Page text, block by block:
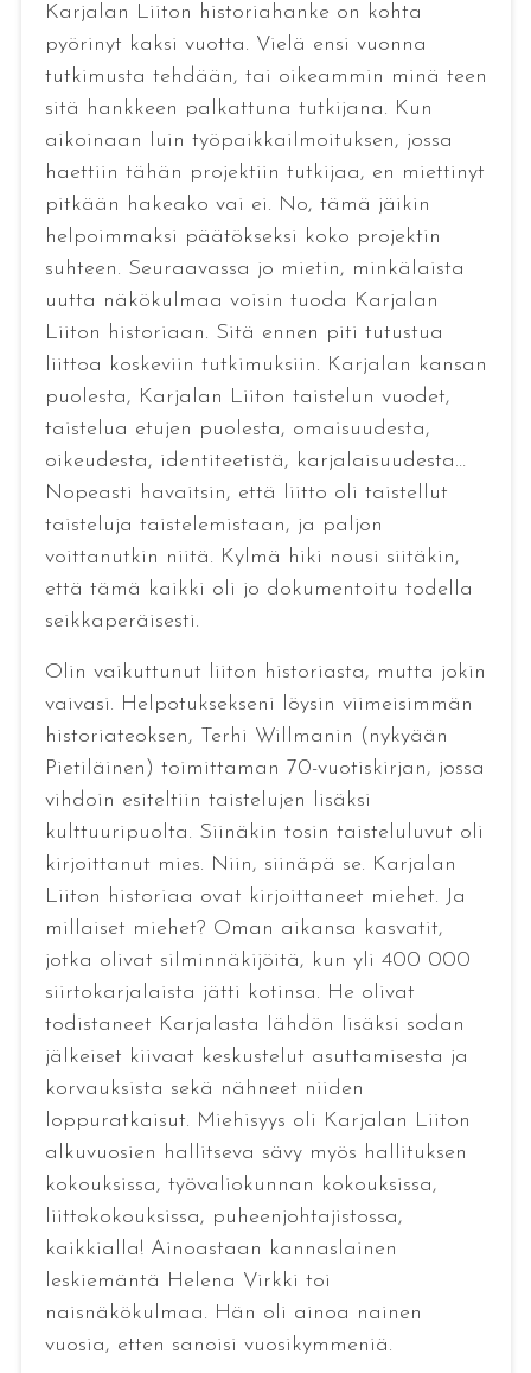
Karjalan Liiton historiahanke on kohta
pyörinyt kaksi vuotta. Vielä ensi vuonna
tutkimusta tehdään, tai oikeammin minä teen
sitä hankkeen palkattuna tutkijana. Kun
aikoinaan luin työpaikkailmoituksen, jossa
haettiin tähän projektiin tutkijaa, en miettinyt
pitkään hakeako vai ei. No, tämä jäikin
helpoimmaksi päätökseksi koko projektin
suhteen. Seuraavassa jo mietin, minkälaista
uutta näkökulmaa voisin tuoda Karjalan
Liiton historiaan. Sitä ennen piti tutustua
liittoa koskeviin tutkimuksiin. Karjalan kansan
puolesta, Karjalan Liiton taistelun vuodet,
taistelua etujen puolesta, omaisuudesta,
oikeudesta, identiteetistä, karjalaisuudesta…
Nopeasti havaitsin, että liitto oli taistellut
taisteluja taistelemistaan, ja paljon
voittanutkin niitä. Kylmä hiki nousi siitäkin,
että tämä kaikki oli jo dokumentoitu todella
seikkaperäisesti.
Olin vaikuttunut liiton historiasta, mutta jokin
vaivasi. Helpotuksekseni löysin viimeisimmän
historiateoksen, Terhi Willmanin (nykyään
Pietiläinen) toimittaman 70-vuotiskirjan, jossa
vihdoin esiteltiin taistelujen lisäksi
kulttuuripuolta. Siinäkin tosin taisteluluvut oli
kirjoittanut mies. Niin, siinäpä se. Karjalan
Liiton historiaa ovat kirjoittaneet miehet. Ja
millaiset miehet? Oman aikansa kasvatit,
jotka olivat silminnäkijöitä, kun yli 400 000
siirtokarjalaista jätti kotinsa. He olivat
todistaneet Karjalasta lähdön lisäksi sodan
jälkeiset kiivaat keskustelut asuttamisesta ja
korvauksista sekä nähneet niiden
loppuratkaisut. Miehisyys oli Karjalan Liiton
alkuvuosien hallitseva sävy myös hallituksen
kokouksissa, työvaliokunnan kokouksissa,
liittokokouksissa, puheenjohtajistossa,
kaikkialla! Ainoastaan kannaslainen
leskiemäntä Helena Virkki toi
naisnäkökulmaa. Hän oli ainoa nainen
vuosia, etten sanoisi vuosikymmeniä.